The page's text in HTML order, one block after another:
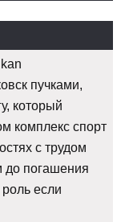
пучками,
который
комплекс спорт
с трудом
до погашения
если